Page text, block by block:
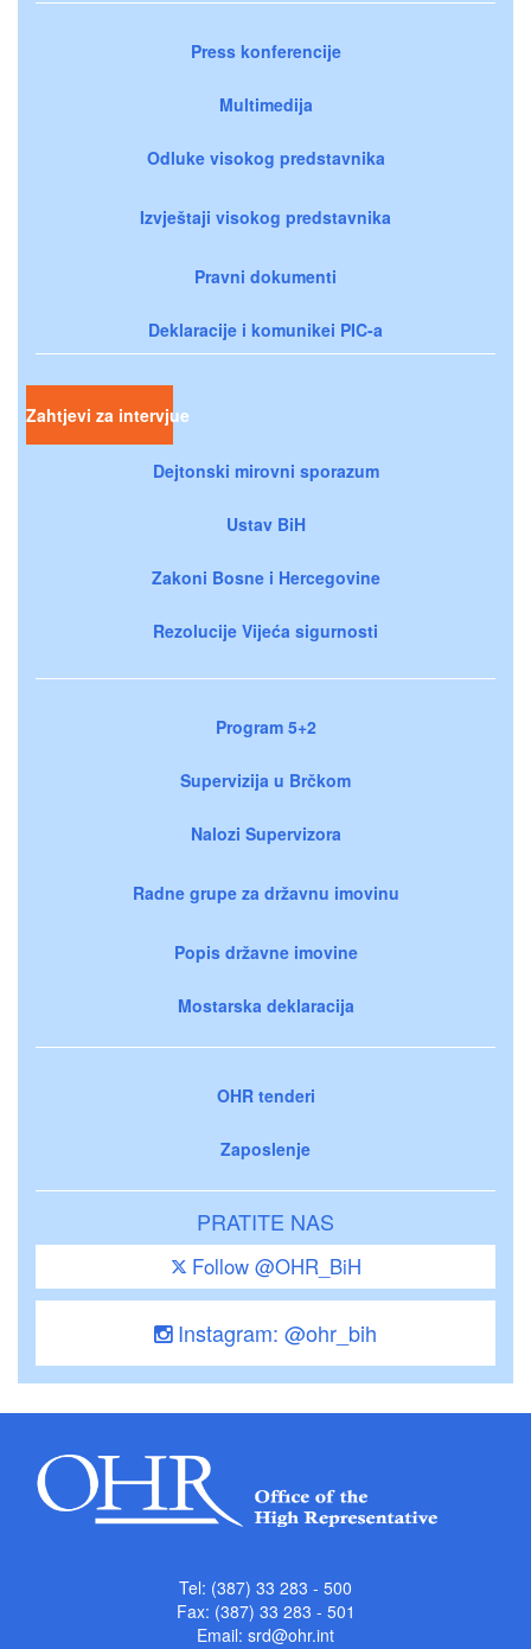
Press konferencije
Multimedija
Odluke visokog predstavnika
Izvještaji visokog predstavnika
Pravni dokumenti
Deklaracije i komunikei PIC-a
Zahtjevi za intervjue
Dejtonski mirovni sporazum
Ustav BiH
Zakoni Bosne i Hercegovine
Rezolucije Vijeća sigurnosti
Program 5+2
Supervizija u Brčkom
Nalozi Supervizora
Radne grupe za državnu imovinu
Popis državne imovine
Mostarska deklaracija
OHR tenderi
Zaposlenje
PRATITE NAS
Follow @OHR_BiH
Instagram: @ohr_bih
Tel: (387) 33 283 - 500
Fax: (387) 33 283 - 501
Email: srd@ohr.int